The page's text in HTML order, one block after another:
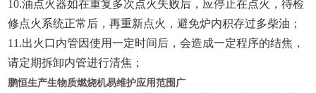
10.油点火器如在重复多次点火失败后，应停止在点火，待检
修点火系统正常后，再重新点火，避免炉内积存过多柴油；
1 1 .出火口内管因使用一定时间后，会造成一定程序的结焦，
请定期拆卸内管进行清焦；
鹏恒生产生物质燃烧机易维护应用范围广